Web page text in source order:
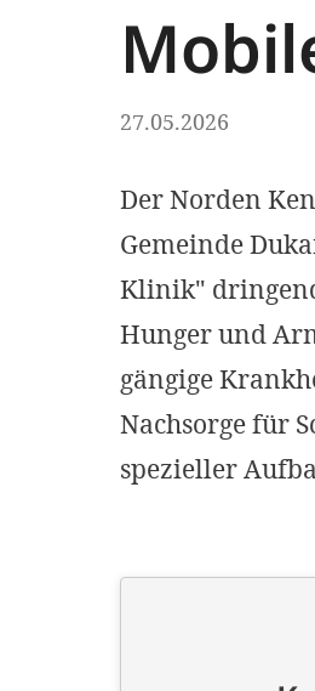
27.05.2026
Der Norden
Gemeinde
Klinik"
Hunger und
gängige
Nachsorge für
spezieller